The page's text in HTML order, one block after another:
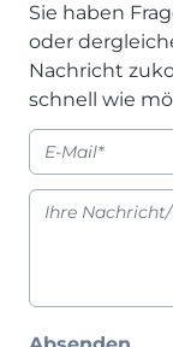
Wohnzimmer
Schlafzimmer
Esszimmer
Sie haben
oder
Nachricht
schnell wie